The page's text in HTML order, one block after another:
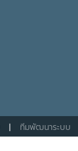
| ทีมพัฒนาระบบ